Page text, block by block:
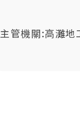
主管機關:高灘地